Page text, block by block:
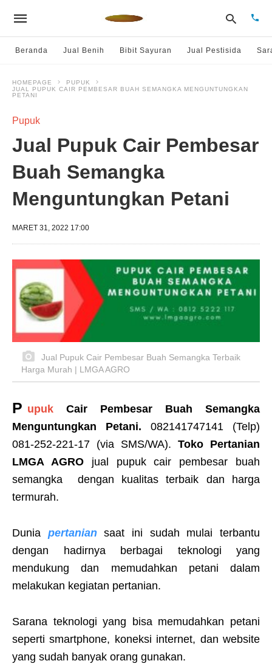
hit
Beranda Jual Benih Bibit Sayuran Jual Pestisida
HOMEPAGE
PUPUK
JUAL PUPUK CAIR PEMBESAR BUAH SEMANGKA MENGUNTUNGKAN
PETANI
Pupuk
Jual Pupuk Cair Pembesar
Buah Semangka
Menguntungkan Petani
MARET 31, 2022 17:00
Jual Pupuk Cair Pembesar Buah Semangka Terbaik
Harga Murah | LMGA AGRO
P upuk Cair Pembesar Buah Semangka
Menguntungkan Petani. 082141747141 (Telp)
081-252-221-17 (via SMS/WA). Toko Pertanian
LMGA AGROjual pupuk cair pembesar buah
semangka dengan kualitas terbaik dan harga
termurah.
Dunia pertaniansaat ini sudah mulai terbantu
dengan hadirnya berbagai teknologi yang
mendukung dan memudahkan petani dalam
melakukan kegiatan pertanian.
Sarana teknologi yang bisa memudahkan petani
seperti smartphone, koneksi internet, dan website
yang sudah banyak orang gunakan.